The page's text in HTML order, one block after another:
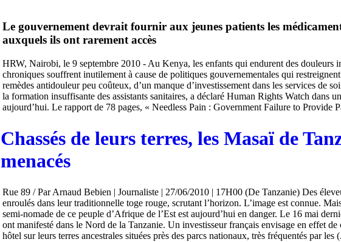
Le gouvernement devrait fournir aux jeunes patients les
auxquels ils ont rarement accès
HRW, Nairobi, le 9 septembre 2010 - Au Kenya, les enfants qui endurent des douleurs
chroniques souffrent inutilement à cause de politiques gouvernementales qui restreignent
remèdes antidouleur peu coûteux, d’un manque d’investissement dans les services de
la formation insuffisante des assistants sanitaires, a déclaré Human Rights Watch dans
aujourd’hui. Le rapport de 78 pages, « Needless Pain : Government Failure to Provide
Chassés de leurs terres, les Masaï de
menacés
Rue 89 / Par Arnaud Bebien | Journaliste | 27/06/2010 | 17H00 (De Tanzanie) Des
enroulés dans leur traditionnelle toge rouge, scrutant l’horizon. L’image est connue.
semi-nomade de ce peuple d’Afrique de l’Est est aujourd’hui en danger. Le 16 mai
ont manifesté dans le Nord de la Tanzanie. Un investisseur français envisage en effet de
hôtel sur leurs terres ancestrales situées près des parcs nationaux, très fréquentés par les